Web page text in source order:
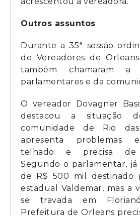
Outros assuntos
Durante a 35ª sessão
de Vereadores de
também chamaram a
parlamentares e da
O vereador Dovagner
destacou a situação
comunidade de Rio
apresenta problemas
telhado e precisa de
Segundo o parlamentar,
de R$ 500 mil destinado
estadual Valdemar, mas a
se travada em
Prefeitura de Orleans